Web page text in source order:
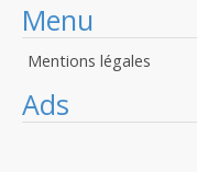
Menu
Mentions légales
Ads